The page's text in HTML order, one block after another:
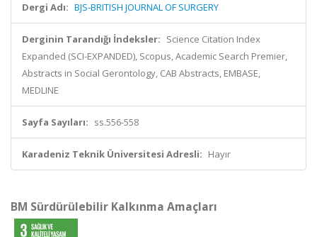
Dergi Adı: BJS-BRITISH JOURNAL OF SURGERY
Derginin Tarandığı İndeksler: Science Citation Index
Expanded (SCI-EXPANDED), Scopus, Academic Search Premier,
Abstracts in Social Gerontology, CAB Abstracts, EMBASE,
MEDLINE
Sayfa Sayıları: ss.556-558
Karadeniz Teknik Üniversitesi Adresli: Hayır
BM Sürdürülebilir Kalkınma Amaçları